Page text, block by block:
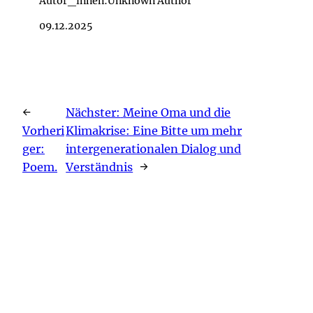
09.12.2025
←
Vorheri
ger:
Poem.
Nächster: Meine Oma und die
Klimakrise: Eine Bitte um mehr
intergenerationalen Dialog und
Verständnis →